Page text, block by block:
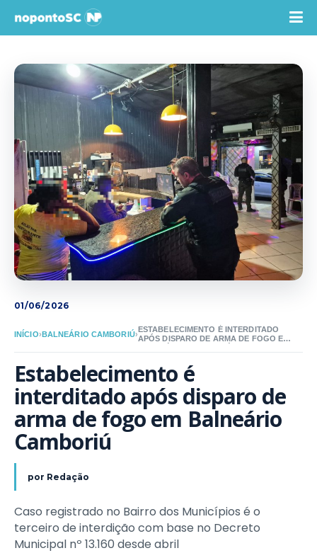
01/06/2026
INÍCIO›BALNEÁRIO CAMBORIÚ›
ESTABELECIMENTO É INTERDITADO
APÓS DISPARO DE ARMA DE FOGO EM
Estabelecimento é
interditado após disparo de
arma de fogo em Balneário
Camboriú
por Redação
Caso registrado no Bairro dos Municípios é o
terceiro de interdição com base no Decreto
Municipal nº 13.160 desde abril